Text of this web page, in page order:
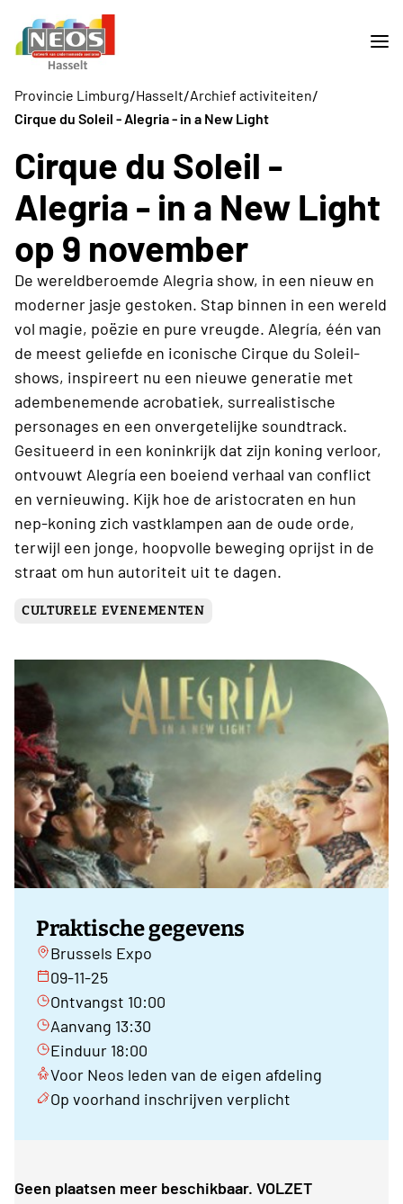
Provincie Limburg/Hasselt/Archief activiteiten/
Cirque du Soleil - Alegria - in a New Light
Cirque du Soleil -
Alegria - in a New Light
op 9 november
De wereldberoemde Alegria show, in een nieuw en
moderner jasje gestoken. Stap binnen in een wereld
vol magie, poëzie en pure vreugde. Alegría, één van
de meest geliefde en iconische Cirque du Soleil-
shows, inspireert nu een nieuwe generatie met
adembenemende acrobatiek, surrealistische
personages en een onvergetelijke soundtrack.
Gesitueerd in een koninkrijk dat zijn koning verloor,
ontvouwt Alegría een boeiend verhaal van conflict
en vernieuwing. Kijk hoe de aristocraten en hun
nep-koning zich vastklampen aan de oude orde,
terwijl een jonge, hoopvolle beweging oprijst in de
straat om hun autoriteit uit te dagen.
CULTURELE EVENEMENTEN
Praktische gegevens
Brussels Expo
09-11-25
Ontvangst 10:00
Aanvang 13:30
Einduur 18:00
Voor Neos leden van de eigen afdeling
Op voorhand inschrijven verplicht
Geen plaatsen meer beschikbaar. VOLZET